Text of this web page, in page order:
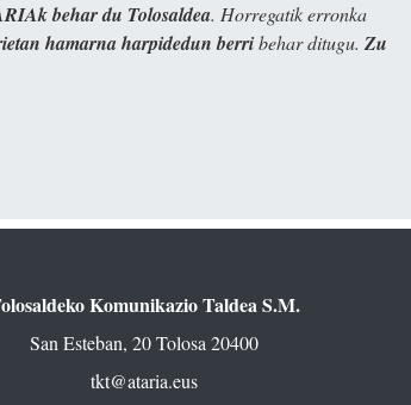
behar du Tolosaldea. Horregatik erronka
hamarna harpidedun berribehar ditugu. Zu
Komunikazio Taldea S.M.
San Esteban, 20 Tolosa 20400
tkt@ataria.eus